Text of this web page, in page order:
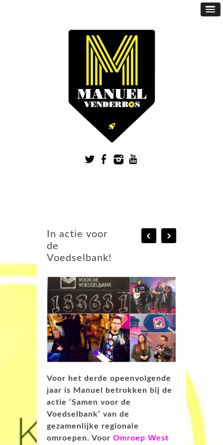
In actie voor
de
Voedselbank!
Voor het derde opeenvolgende
jaar is Manuel betrokken bij de
actie ‘Samen voor de
Voedselbank’ van de
gezamenlijke regionale
omroepen. Voor Omroep West